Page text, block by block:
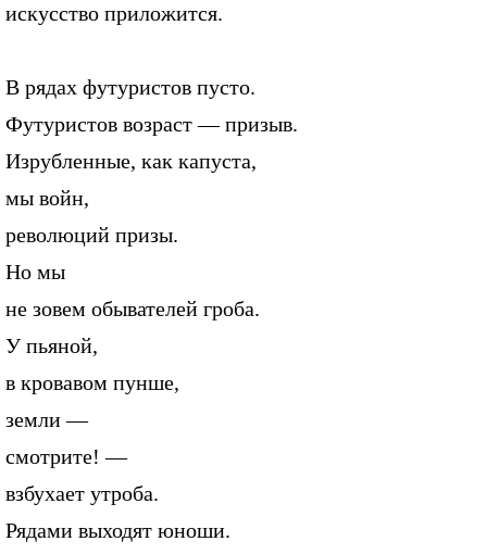
искусство приложится.
В рядах футуристов пусто.
Футуристов возраст — призыв.
Изрубленные, как капуста,
мы войн,
революций призы.
Но мы
не зовем обывателей гроба.
У пьяной,
в кровавом пунше,
земли —
смотрите! —
взбухает утроба.
Рядами выходят юноши.